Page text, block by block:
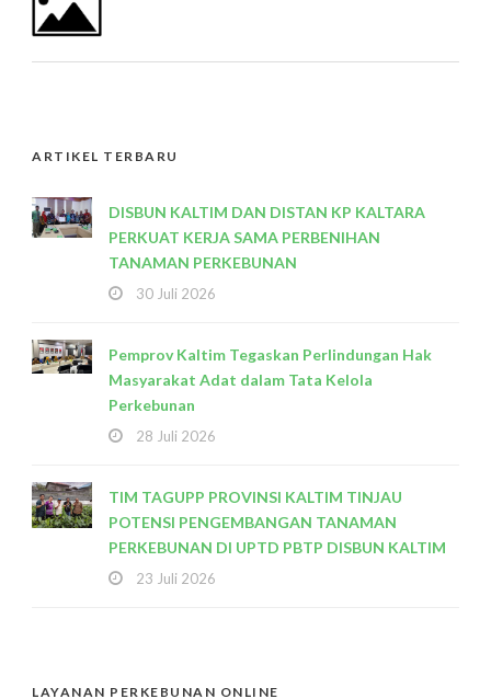
ARTIKEL TERBARU
DISBUN KALTIM DAN DISTAN KP KALTARA
PERKUAT KERJA SAMA PERBENIHAN
TANAMAN PERKEBUNAN
30 Juli 2026
Pemprov Kaltim Tegaskan Perlindungan Hak
Masyarakat Adat dalam Tata Kelola
Perkebunan
28 Juli 2026
TIM TAGUPP PROVINSI KALTIM TINJAU
POTENSI PENGEMBANGAN TANAMAN
PERKEBUNAN DI UPTD PBTP DISBUN KALTIM
23 Juli 2026
LAYANAN PERKEBUNAN ONLINE